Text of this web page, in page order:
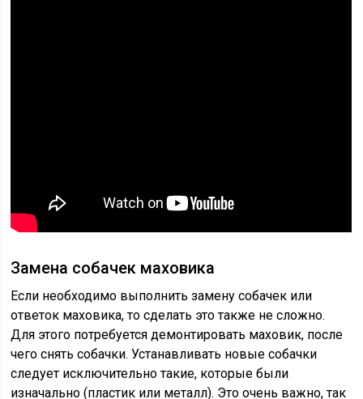
Замена собачек маховика
Если необходимо выполнить замену собачек или
ответок маховика, то сделать это также не сложно.
Для этого потребуется демонтировать маховик, после
чего снять собачки. Устанавливать новые собачки
следует исключительно такие, которые были
изначально (пластик или металл). Это очень важно, так